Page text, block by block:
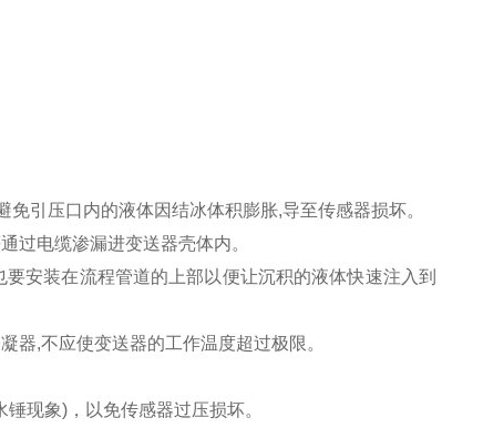
引压口内的液体因结冰体积膨胀,导至传感器损坏。
过电缆渗漏进变送器壳体内。
安装在流程管道的上部以便让沉积的液体快速注入到
器,不应使变送器的工作温度超过极限。
现象)，以免传感器过压损坏。